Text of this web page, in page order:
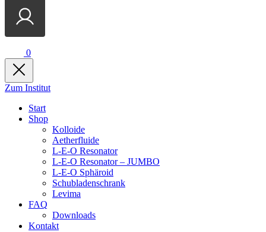
0
Zum Institut
Start
Shop
Kolloide
Aetherfluide
L-E-O Resonator
L-E-O Resonator – JUMBO
L-E-O Sphäroid
Schubladenschrank
Levima
FAQ
Downloads
Kontakt